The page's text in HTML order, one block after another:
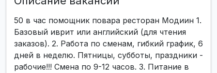
50 в час помощник повара ресторан Модиин 1.
Базовый иврит или английский (для чтения
заказов). 2. Работа по сменам, гибкий график, 6
дней в неделю. Пятницы, субботы, праздники -
рабочие!!! Смена по 9-12 часов. 3. Питание в